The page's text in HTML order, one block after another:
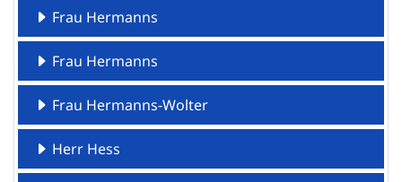
Frau Hermanns
Frau Hermanns
Frau Hermanns-Wolter
Herr Hess